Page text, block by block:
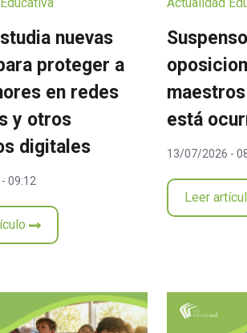
nuevas
proteger a
en redes
y otros
digitales
09:12
está
13/07/2026 -
Leer